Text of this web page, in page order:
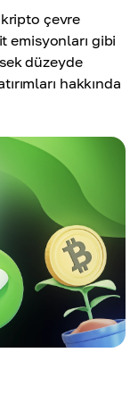
çevre
emisyonları gibi
düzeyde
hakkında